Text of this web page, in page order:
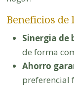
Beneficios de
Sinergia de
de forma
Ahorro
preferencial